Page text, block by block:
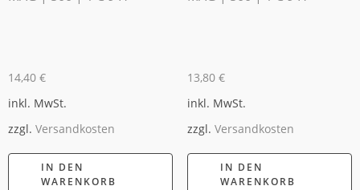
14,40 €
inkl. MwSt.
zzgl. Versandkosten
IN DEN
WARENKORB
13,80 €
inkl. MwSt.
zzgl. Versandkosten
IN DEN
WARENKORB